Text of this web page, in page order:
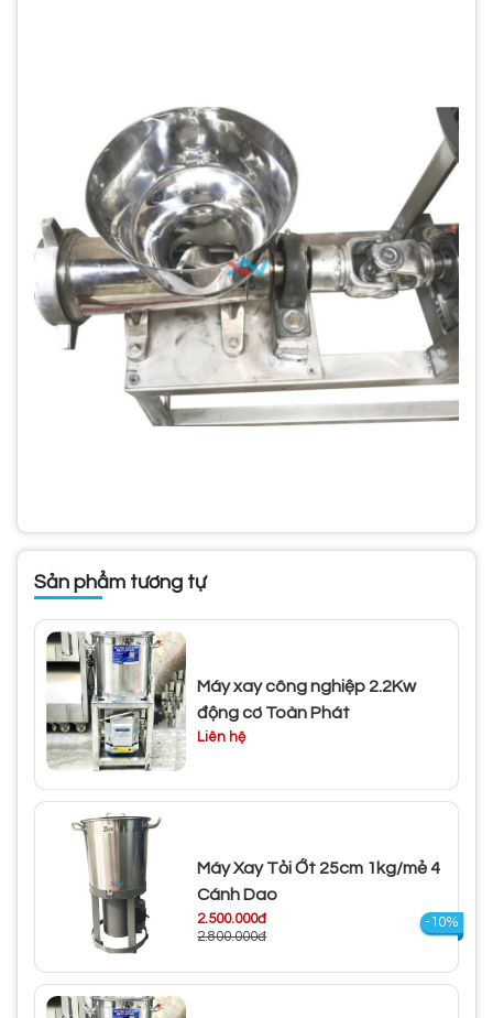
Sản phẩm tương tự
Máy xay công nghiệp 2.2Kw
động cơ Toàn Phát
Liên hệ
Máy Xay Tỏi Ớt 25cm 1kg/mẻ 4
Cánh Dao
2.500.000đ
2.800.000đ
-10%